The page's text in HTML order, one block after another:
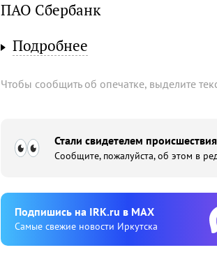
ПАО Сбербанк
Подробнее
Чтобы сообщить об опечатке, выделите
Стали свидетелем
Сообщите, пожалуйста, об этом в
Подпишиcь на IRK.ru в MAX
Cамые свежие новости Иркутска